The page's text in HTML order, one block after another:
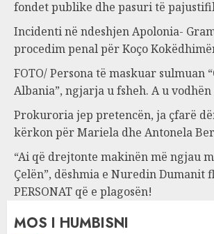
fondet publike dhe pasuri të
Incidenti në ndeshjen Apolonia-
procedim penal për Koço
FOTO/ Persona të maskuar sulmuan
Albania”, ngjarja u fsheh. A u
Prokuroria jep pretencën, ja çfarë
kërkon për Mariela dhe Antonela
“Ai që drejtonte makinën më ngjau
Çelën”, dëshmia e Nuredin Dumanit
PERSONAT që e plagosën!
MOS I HUMBISNI